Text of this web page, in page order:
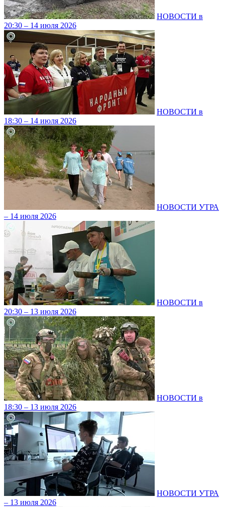
НОВОСТИ в
20:30 – 14 июля 2026
НОВОСТИ в
18:30 – 14 июля 2026
НОВОСТИ УТРА
– 14 июля 2026
НОВОСТИ в
20:30 – 13 июля 2026
НОВОСТИ в
18:30 – 13 июля 2026
НОВОСТИ УТРА
– 13 июля 2026